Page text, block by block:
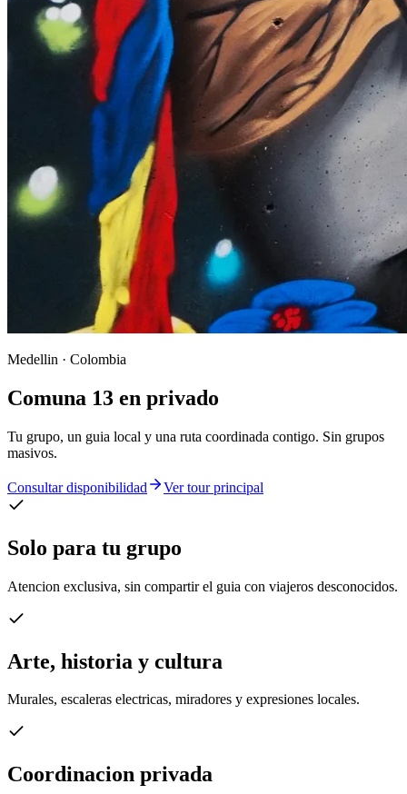
Medellin · Colombia
Comuna 13 en privado
Tu grupo, un guia local y una ruta coordinada contigo. Sin grupos
masivos.
Consultar disponibilidad Ver tour principal
Solo para tu grupo
Atencion exclusiva, sin compartir el guia con viajeros desconocidos.
Arte, historia y cultura
Murales, escaleras electricas, miradores y expresiones locales.
Coordinacion privada